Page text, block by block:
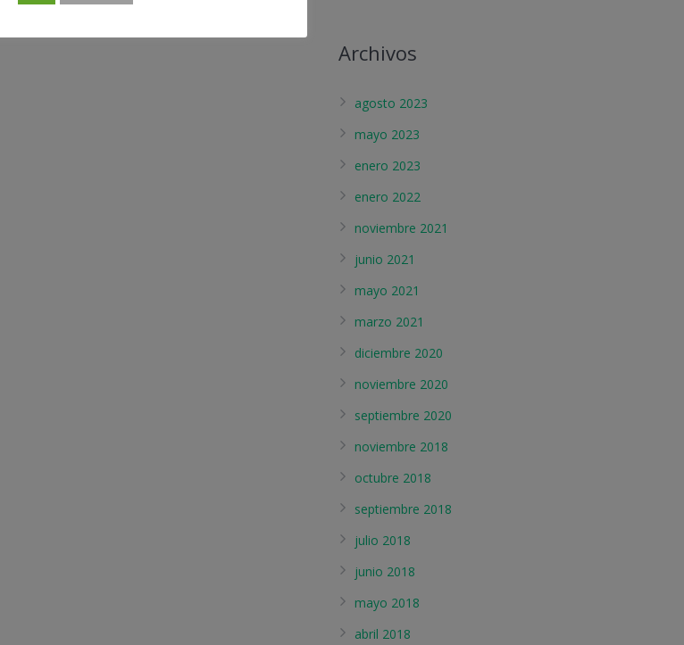
Archivos
agosto 2023
mayo 2023
enero 2023
enero 2022
noviembre 2021
junio 2021
mayo 2021
marzo 2021
diciembre 2020
noviembre 2020
septiembre 2020
noviembre 2018
octubre 2018
septiembre 2018
julio 2018
junio 2018
mayo 2018
abril 2018